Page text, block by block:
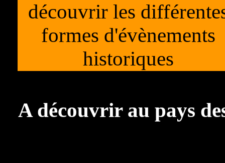
découvrir les
formes d'évènements
historiques
A découvrir au pays